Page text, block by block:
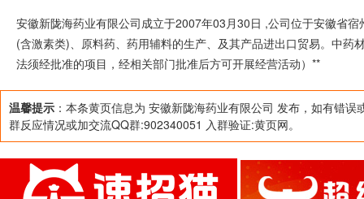
安徽新陇海药业有限公司成立于2007年03月30日 ,公司位于安徽省
(含激素类)、原料药、药用辅料的生产、及其产品进出口贸易。中
法须经批准的项目，经相关部门批准后方可开展经营活动）**
温馨提示 ：本条黄页信息为 安徽新陇海药业有限公司 发布，如有错误
群反应情况或加交流QQ群:902340051 入群验证:黄页网。